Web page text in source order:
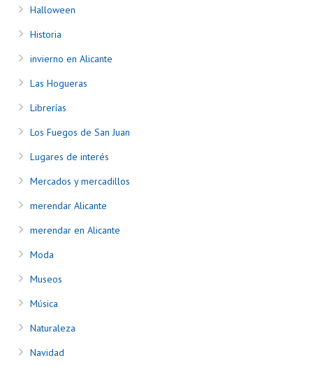
Halloween
Historia
invierno en Alicante
Las Hogueras
Librerías
Los Fuegos de San Juan
Lugares de interés
Mercados y mercadillos
merendar Alicante
merendar en Alicante
Moda
Museos
Música
Naturaleza
Navidad